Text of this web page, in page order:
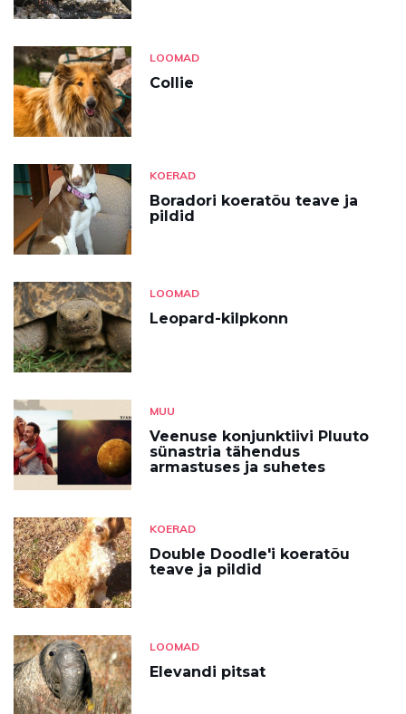
LOOMAD
Collie
KOERAD
Boradori koeratõu teave ja
pildid
LOOMAD
Leopard-kilpkonn
MUU
Veenuse konjunktiivi Pluuto
sünastria tähendus
armastuses ja suhetes
KOERAD
Double Doodle'i koeratõu
teave ja pildid
LOOMAD
Elevandi pitsat